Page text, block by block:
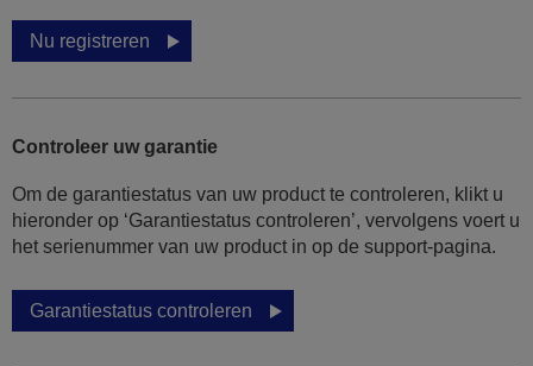
Nu registreren
Controleer uw garantie
Om de garantiestatus van uw product te controleren, klikt u
hieronder op ‘Garantiestatus controleren’, vervolgens voert u
het serienummer van uw product in op de support-pagina.
Garantiestatus controleren